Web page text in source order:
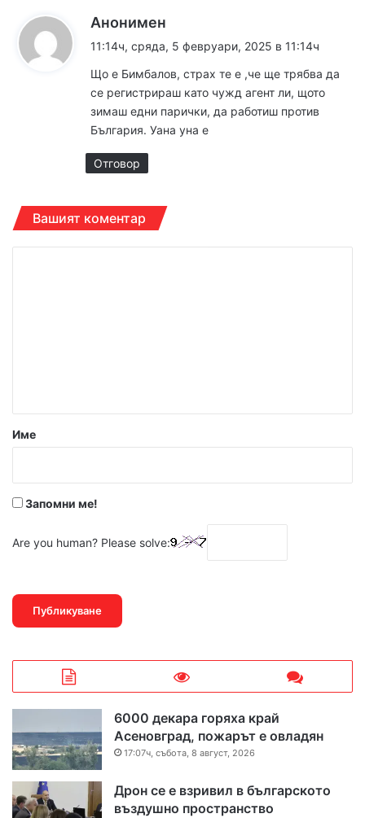
Анонимен
а
:
11:14ч, сряда, 5 февруари, 2025 в 11:14ч
Що е Бимбалов, страх те е ,че ще трябва да
се регистрираш като чужд агент ли, щото
зимаш едни парички, да работиш против
България. Уана уна е
Отговор
Вашият коментар
р
Име
Запомни ме!
Are you human? Please solve:
6000 декара горяха край
Асеновград, пожарът е овладян
17:07ч, събота, 8 август, 2026
Дрон се е взривил в българското
въздушно пространство